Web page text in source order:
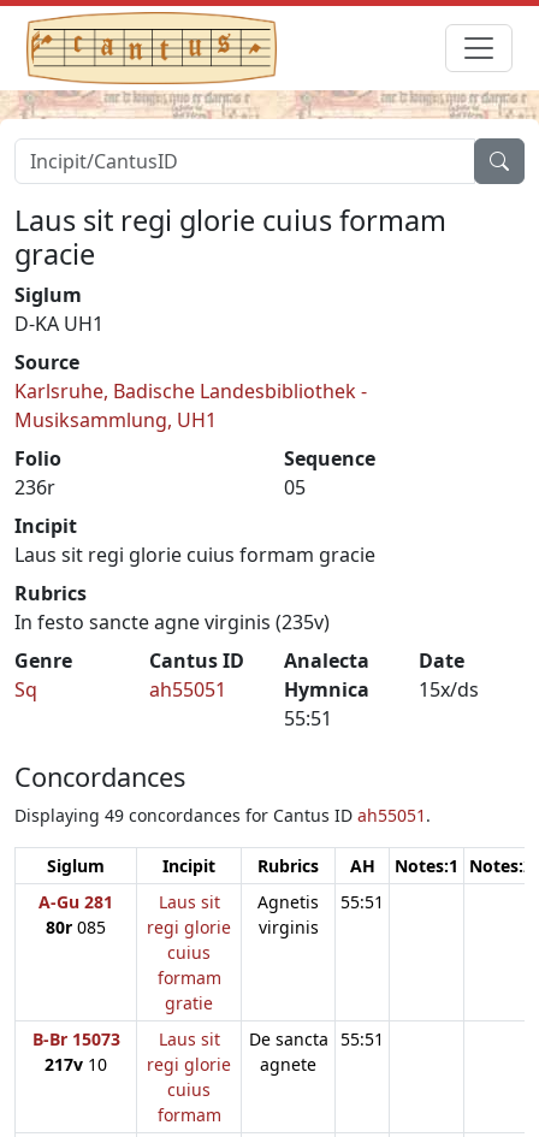
Laus sit regi glorie cuius formam
gracie
Siglum
D-KA UH1
Source
Karlsruhe, Badische Landesbibliothek -
Musiksammlung, UH1
Folio
236r
Sequence
05
Incipit
Laus sit regi glorie cuius formam gracie
Rubrics
In festo sancte agne virginis (235v)
Genre
Sq
Cantus ID
ah55051
Analecta
Hymnica
55:51
Date
15x/ds
Concordances
Displaying 49 concordances for Cantus ID ah55051 .
Siglum Incipit Rubrics AH Notes:1
Notes:2
A-Gu 281
80r 085
Laus sit
regi glorie
cuius
formam
gratie
Agnetis
virginis
55:51
B-Br 15073
217v 10
Laus sit
regi glorie
cuius
formam
De sancta
agnete
55:51